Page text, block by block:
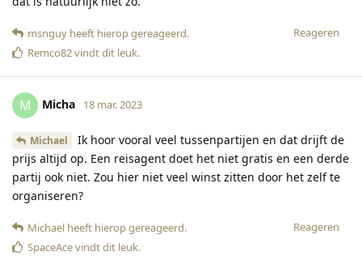
Reageren
msnguy heeft hierop gereageerd.
Remco82vindt dit leuk.
M Micha 18 mar. 2023
Michael
Ik hoor vooral veel tussenpartijen en dat drijft de
prijs altijd op. Een reisagent doet het niet gratis en een derde
partij ook niet. Zou hier niet veel winst zitten door het zelf te
organiseren?
Reageren
Michael heeft hierop gereageerd.
SpaceAcevindt dit leuk.